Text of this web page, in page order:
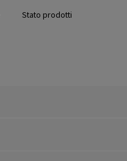
Stato prodotti